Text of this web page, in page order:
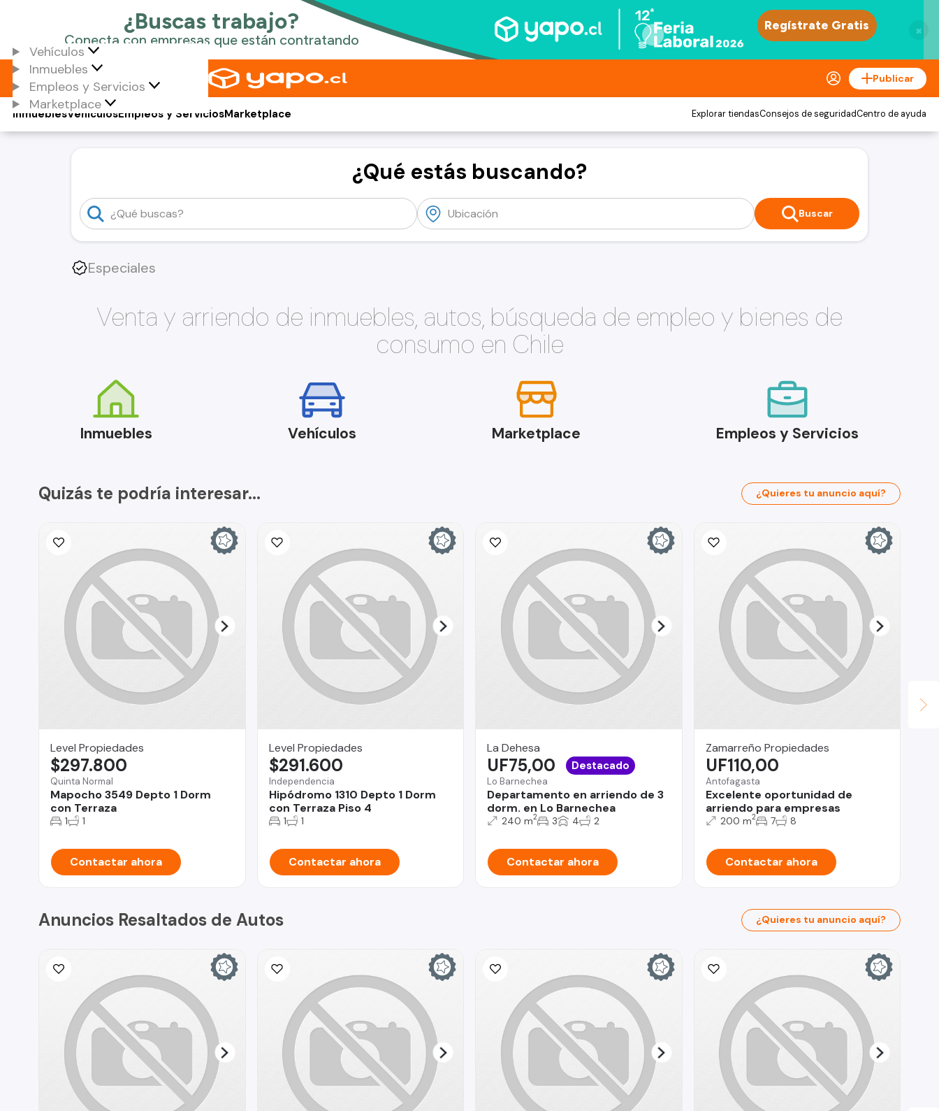
×
Vehículos
Inmuebles
Empleos y Servicios
Marketplace
Publicar
Vehículos
Inmuebles Empleos y ServiciosMarketplace Explorar tiendasConsejos de seguridadCentro de ayuda
¿Qué estás buscando?
Buscar
Especiales
Venta y arriendo de inmuebles, autos, búsqueda de empleo y bienes de
consumo en Chile
Inmuebles Vehículos Marketplace Empleos y Servicios
Quizás te podría interesar... ¿Quieres tu anuncio aquí?
Level Propiedades
Quinta Normal
Mapocho 3549 Depto 1 Dorm
con Terraza
$297.800
1 1
Contactar ahora
Level Propiedades
Independencia
Hipódromo 1310 Depto 1 Dorm
con Terraza Piso 4
$291.600
1 1
Contactar ahora
La Dehesa
Lo Barnechea
Departamento en arriendo de 3
dorm. en Lo Barnechea
UF75,00 Destacado
240 m2 3 4 2
Contactar ahora
Zamarreño Propiedades
Antofagasta
Excelente oportunidad de
arriendo para empresas
UF110,00
200 m2 7 8
Contactar ahora
Anuncios Resaltados de Autos ¿Quieres tu anuncio aquí?